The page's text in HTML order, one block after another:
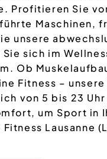
Profitieren Sie
Maschinen,
unsere
sich im
Ob
Fitness – unsere
von 5 bis 23
um Sport in
Lausanne